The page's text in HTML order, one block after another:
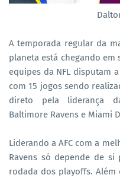
A temporada regular da
planeta está chegando em
equipes da NFL disputam
com 15 jogos sendo
direto pela liderança
Baltimore Ravens e Miami
Liderando a AFC com a
Ravens só depende de
rodada dos playoffs.